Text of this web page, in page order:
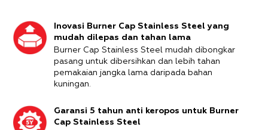
Inovasi Burner Cap Stainless Steel yang
mudah dilepas dan tahan lama
Burner Cap Stainless Steel mudah dibongkar
pasang untuk dibersihkan dan lebih tahan
pemakaian jangka lama daripada bahan
kuningan.
Garansi 5 tahun anti keropos untuk Burner
Cap Stainless Steel